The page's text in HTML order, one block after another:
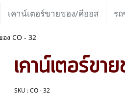
เคาน์เตอร์ขายของ/คีออส ร
ง CO - 32
เคาน์เตอร์ข
SKU : CO - 32